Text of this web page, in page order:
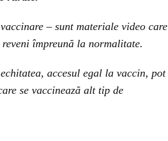
– sunt materiale video care
împreună la normalitate.
accesul egal la vaccin, pot
se vaccinează alt tip de